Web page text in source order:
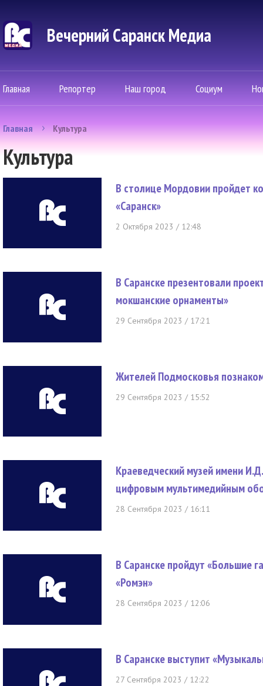
Вечерний Саранск Mедиа
Главная Репортер Наш город Социум
Главная Культура
Культура
В столице Мордовии пройдет
«Саранск»
2 Октября 2023 / 12:48
В Саранске презентовали
мокшанские орнаменты»
29 Сентября 2023 / 17:21
Жителей Подмосковья
29 Сентября 2023 / 15:52
Краеведческий музей имени
цифровым мультимедийным
28 Сентября 2023 / 16:11
В Саранске пройдут «Большие
«Ромэн»
28 Сентября 2023 / 12:06
В Саранске выступит
27 Сентября 2023 / 12:22